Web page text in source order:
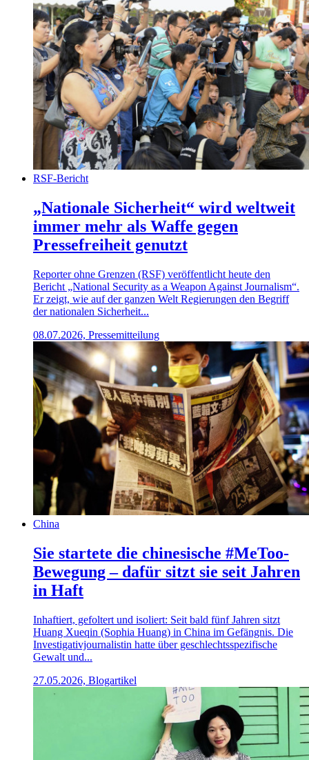
RSF-Bericht
„Nationale Sicherheit“ wird weltweit
immer mehr als Waffe gegen
Pressefreiheit genutzt
Reporter ohne Grenzen (RSF) veröffentlicht heute den
Bericht „National Security as a Weapon Against Journalism“.
Er zeigt, wie auf der ganzen Welt Regierungen den Begriff
der nationalen Sicherheit...
08.07.2026, Pressemitteilung
China
Sie startete die chinesische #MeToo-
Bewegung – dafür sitzt sie seit Jahren
in Haft
Inhaftiert, gefoltert und isoliert: Seit bald fünf Jahren sitzt
Huang Xueqin (Sophia Huang) in China im Gefängnis. Die
Investigativjournalistin hatte über geschlechtsspezifische
Gewalt und...
27.05.2026, Blogartikel